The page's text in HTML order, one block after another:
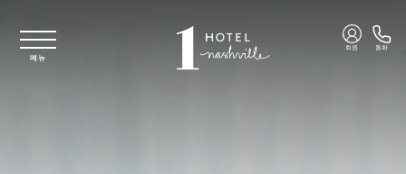
메뉴
회원 통화